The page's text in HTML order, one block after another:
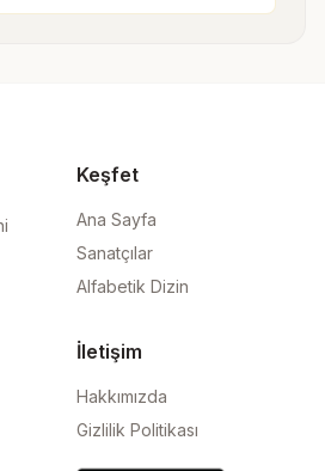
Keşfet
Ana Sayfa
Sanatçılar
Alfabetik Dizin
İletişim
Hakkımızda
Gizlilik Politikası